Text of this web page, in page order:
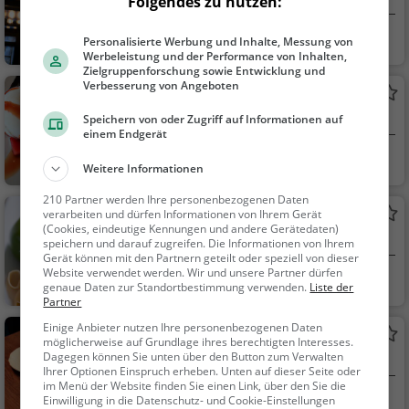
Köln
Bar, Bier, Wein, Sn
acks / Getränke
Eiscafé Forum
Eiscafé / Eisdiele in Köln
Köln
Bistorante Dolce und Vita
Italienisches Restaurant in Köln
Köln
Restaurant, Italie
ch, Mittagessen, Abe
ndessen, Vegetarisc
h, Mediterran
Mapita
Café in Köln
Köln
Café, Kaffee / Kuc
Personalisierte Werbung und Inhalte, Messung von
Werbeleistung und der Performance von Inhalten,
Zielgruppenforschung sowie Entwicklung und
Verbesserung von Angeboten
Speichern von oder Zugriff auf Informationen auf
einem Endgerät
Weitere Informationen
210 Partner werden Ihre personenbezogenen Daten
verarbeiten und dürfen Informationen von Ihrem Gerät
(Cookies, eindeutige Kennungen und andere Gerätedaten)
speichern und darauf zugreifen. Die Informationen von Ihrem
Gerät können mit den Partnern geteilt oder speziell von dieser
Website verwendet werden. Wir und unsere Partner dürfen
genaue Daten zur Standortbestimmung verwenden. Liste der
Partner
Einige Anbieter nutzen Ihre personenbezogenen Daten
möglicherweise auf Grundlage ihres berechtigten Interesses.
Dagegen können Sie unten über den Button zum Verwalten
Ihrer Optionen Einspruch erheben. Unten auf dieser Seite oder
im Menü der Website finden Sie einen Link, über den Sie die
Einwilligung in die Datenschutz- und Cookie-Einstellungen